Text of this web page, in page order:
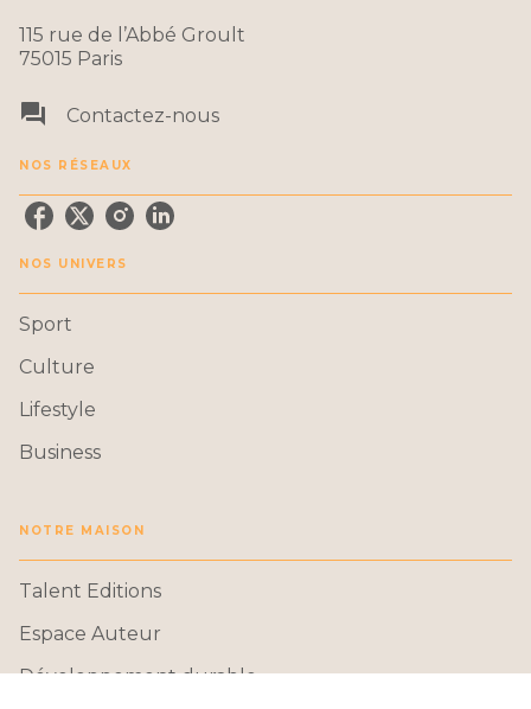
115 rue de l’Abbé Groult
75015 Paris
question_answer Contactez-nous
NOS RÉSEAUX
NOS UNIVERS
Sport
Culture
Lifestyle
Business
NOTRE MAISON
Talent Editions
Espace Auteur
Développement durable